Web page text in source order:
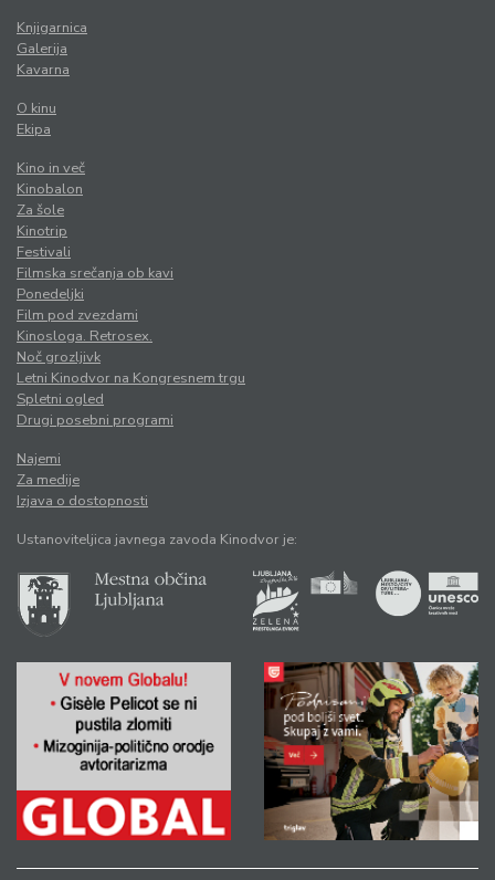
Knjigarnica
Galerija
Kavarna
O kinu
Ekipa
Kino in več
Kinobalon
Za šole
Kinotrip
Festivali
Filmska srečanja ob kavi
Ponedeljki
Film pod zvezdami
Kinosloga. Retrosex.
Noč grozljivk
Letni Kinodvor na Kongresnem trgu
Spletni ogled
Drugi posebni programi
Najemi
Za medije
Izjava o dostopnosti
Ustanoviteljica javnega zavoda Kinodvor je: